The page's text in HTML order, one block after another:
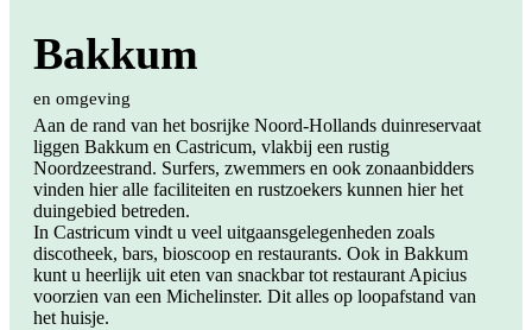
Bakkum
en omgeving
Aan de rand van het bosrijke Noord-Hollands duinreservaat
liggen Bakkum en Castricum, vlakbij een rustig
Noordzeestrand. Surfers, zwemmers en ook zonaanbidders
vinden hier alle faciliteiten en rustzoekers kunnen hier het
duingebied betreden.
In Castricum vindt u veel uitgaansgelegenheden zoals
discotheek, bars, bioscoop en restaurants. Ook in Bakkum
kunt u heerlijk uit eten van snackbar tot restaurant Apicius
voorzien van een Michelinster. Dit alles op loopafstand van
het huisje.